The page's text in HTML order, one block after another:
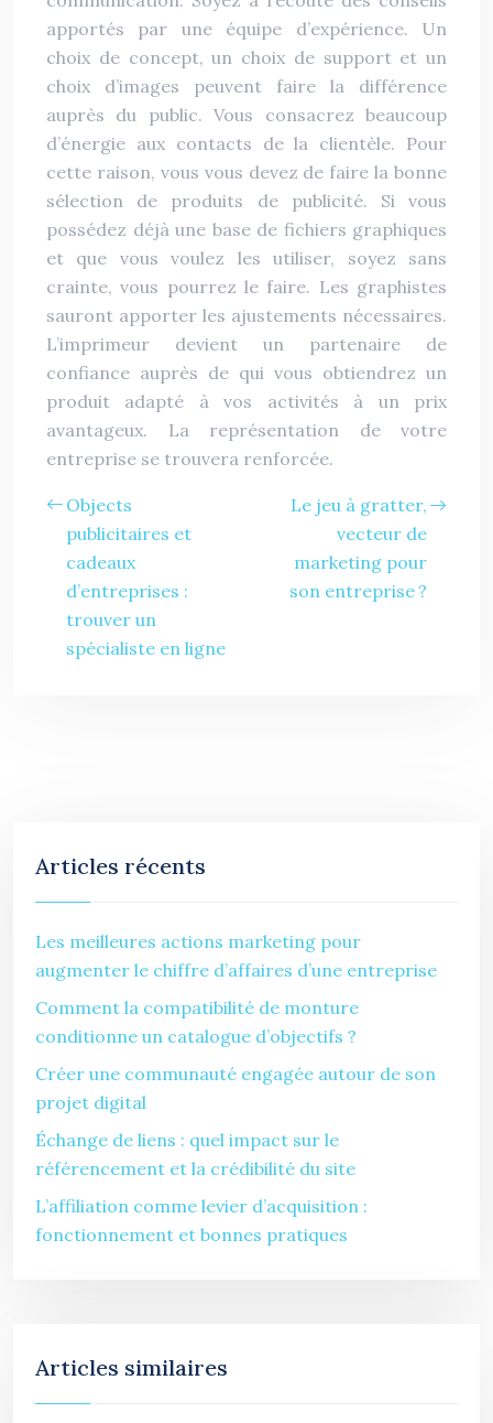
apportés par une équipe d’expérience. Un
choix de concept, un choix de support et un
choix d’images peuvent faire la différence
auprès du public. Vous consacrez beaucoup
d’énergie aux contacts de la clientèle. Pour
cette raison, vous vous devez de faire la bonne
sélection de produits de publicité. Si vous
possédez déjà une base de fichiers graphiques
et que vous voulez les utiliser, soyez sans
crainte, vous pourrez le faire. Les graphistes
sauront apporter les ajustements nécessaires.
L’imprimeur devient un partenaire de
confiance auprès de qui vous obtiendrez un
produit adapté à vos activités à un prix
avantageux. La représentation de votre
entreprise se trouvera renforcée.
Objects
publicitaires et
cadeaux
d’entreprises :
trouver un
spécialiste en ligne
Le jeu à gratter,
vecteur de
marketing pour
son entreprise ?
Articles récents
Les meilleures actions marketing pour
augmenter le chiffre d’affaires d’une entreprise
Comment la compatibilité de monture
conditionne un catalogue d’objectifs ?
Créer une communauté engagée autour de son
projet digital
Échange de liens : quel impact sur le
référencement et la crédibilité du site
L’affiliation comme levier d’acquisition :
fonctionnement et bonnes pratiques
Articles similaires